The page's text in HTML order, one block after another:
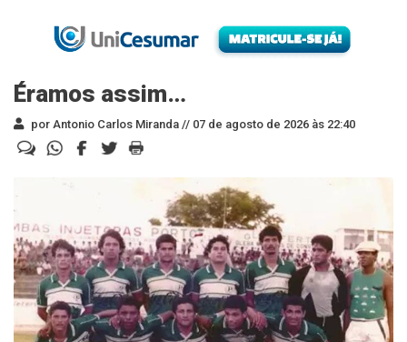
Éramos assim…
por Antonio Carlos Miranda // 07 de agosto de 2026 às 22:40